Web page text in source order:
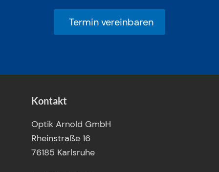
Termin vereinbaren
Kontakt
Optik Arnold GmbH
Rheinstraße 16
76185 Karlsruhe